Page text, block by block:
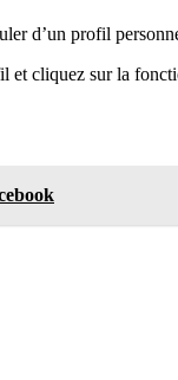
d’un profil
cliquez sur la